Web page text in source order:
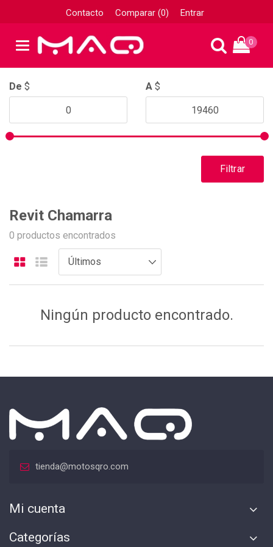
Contacto Comparar (0) Entrar
0
De $ A $
Filtrar
Revit Chamarra
0 productos encontrados
Ningún producto encontrado.
tienda@motosqro.com
Mi cuenta
Categorías